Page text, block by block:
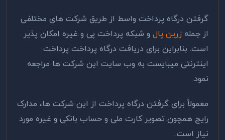
گرفتن درگاه پرداخت واسط از طریق شرکت های مختلفی
از جمله زرین پال و شبکه پرداخت پی و غیره امکان پذیر
است. بنابراین برای دریافت درگاه پرداخت پرداخت
اینترنتی میبایست به وب سایت این شرکت ها مراجعه
نمود.
معمولاً برای گرفتن درگاه پرداخت از این شرکت ها، مدارک
رایج همچون تصویر کارت ملی و حساب بانکی و غیره مورد
نیاز است.